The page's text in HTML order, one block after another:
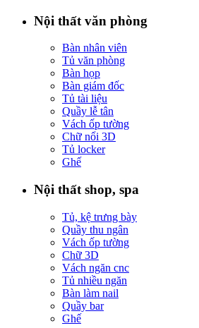
Nội thất văn phòng
Bàn nhân viên
Tủ văn phòng
Bàn họp
Bàn giám đốc
Tủ tài liệu
Quầy lễ tân
Vách ốp tường
Chữ nổi 3D
Tủ locker
Ghế
Nội thất shop, spa
Tủ, kệ trưng bày
Quầy thu ngân
Vách ốp tường
Chữ 3D
Vách ngăn cnc
Tủ nhiều ngăn
Bàn làm nail
Quầy bar
Ghế